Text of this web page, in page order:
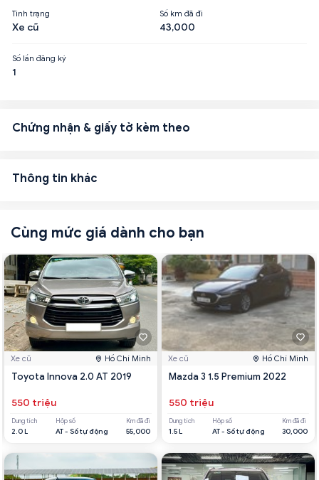
Tình trạng
Xe cũ
Số km đã đi
43,000
Số lần đăng ký
1
Chứng nhận & giấy tờ kèm theo
Thông tin khác
Cùng mức giá dành cho bạn
Xe cũ Hồ Chí Minh
Toyota Innova 2.0 AT 2019
550 triệu
Dung tích
2.0 L
Hộp số
AT - Số tự động
Km đã đi
55,000
Xe cũ Hồ Chí Minh
Mazda 3 1.5 Premium 2022
550 triệu
Dung tích
1.5 L
Hộp số
AT - Số tự động
Km đã đi
30,000